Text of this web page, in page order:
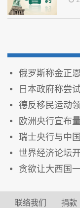
俄罗斯称金正
日本政府称尝
德反移民运动
欧洲央行宣布
瑞士央行与中
世界经济论坛
贪欲让大西国
联络我们 捐款